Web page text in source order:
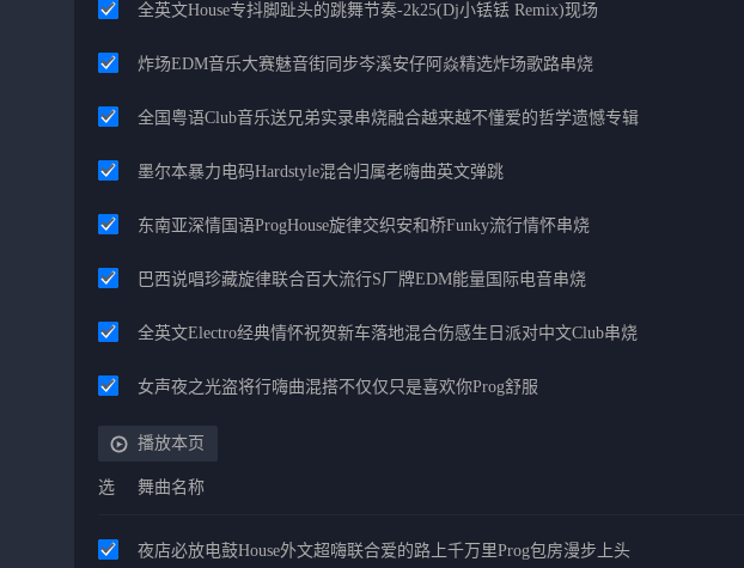
全英文House专抖脚趾头的跳舞节奏-2k25(Dj小铥铥 Remix)现场
炸场EDM音乐大赛魅音街同步岑溪安仔阿焱精选炸场歌路串烧
全国粤语Club音乐送兄弟实录串烧融合越来越不懂爱的哲学遗憾专辑
墨尔本暴力电码Hardstyle混合归属老嗨曲英文弹跳
东南亚深情国语ProgHouse旋律交织安和桥Funky流行情怀串烧
巴西说唱珍藏旋律联合百大流行S厂牌EDM能量国际电音串烧
全英文Electro经典情怀祝贺新车落地混合伤感生日派对中文Club串烧
女声夜之光盗将行嗨曲混搭不仅仅只是喜欢你Prog舒服
播放本页
选 舞曲名称
夜店必放电鼓House外文超嗨联合爱的路上千万里Prog包房漫步上头